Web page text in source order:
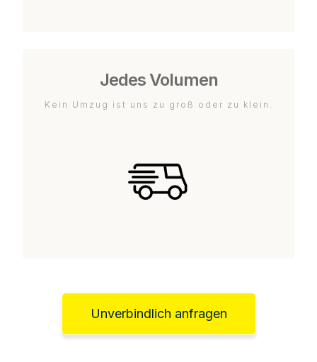
Jedes Volumen
Kein Umzug ist uns zu groß oder zu klein.
Unverbindlich anfragen